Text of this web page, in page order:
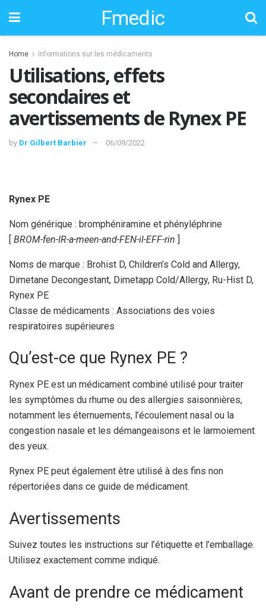
Fmedic
Home Informations sur les médicaments
Utilisations, effets
secondaires et
avertissements de Rynex PE
by Dr Gilbert Barbier 06/09/2022
Rynex PE
Nom générique : bromphéniramine et phényléphrine
[ BROM-fen-IR-a-meen-and-FEN-il-EFF-rin ]
Noms de marque : Brohist D, Children’s Cold and Allergy,
Dimetane Decongestant, Dimetapp Cold/Allergy, Ru-Hist D,
Rynex PE
Classe de médicaments : Associations des voies
respiratoires supérieures
Qu’est-ce que Rynex PE ?
Rynex PE est un médicament combiné utilisé pour traiter
les symptômes du rhume ou des allergies saisonnières,
notamment les éternuements, l’écoulement nasal ou la
congestion nasale et les démangeaisons et le larmoiement
des yeux.
Rynex PE peut également être utilisé à des fins non
répertoriées dans ce guide de médicament.
Avertissements
Suivez toutes les instructions sur l’étiquette et l’emballage.
Utilisez exactement comme indiqué.
Avant de prendre ce médicament